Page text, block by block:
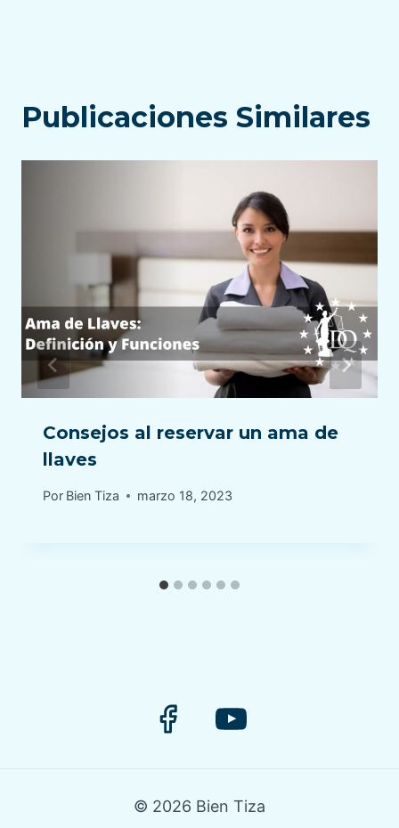
Publicaciones Similares
Consejos al reservar un ama de
llaves
Por Bien Tiza marzo 18, 2023
© 2026 Bien Tiza